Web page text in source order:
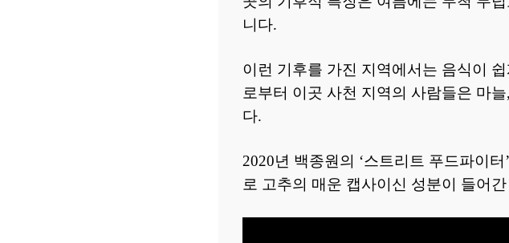
니다.
이런 기후를 가진 지역에서는 음식이
로부터 이곳 사천 지역의 사람들은 마
다.
2020년 백종원의 ‘스트리트 푸드파이
로 고추의 매운 캡사이신 성분이 들어